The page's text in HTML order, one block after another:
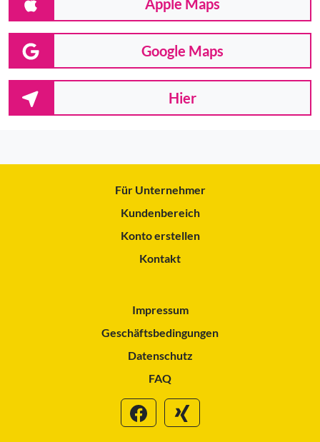
Apple Maps
Google Maps
Hier
Für Unternehmer
Kundenbereich
Konto erstellen
Kontakt
Impressum
Geschäftsbedingungen
Datenschutz
FAQ